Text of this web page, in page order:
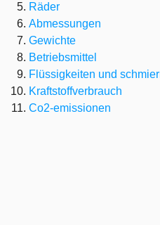
Räder
Abmessungen
Gewichte
Betriebsmittel
Flüssigkeiten und
Kraftstoffverbrauch
Co2-emissionen